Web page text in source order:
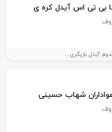
بی تی اس آیدل کره ی
آیدل بازیگری...
هواداران شهاب حسینی